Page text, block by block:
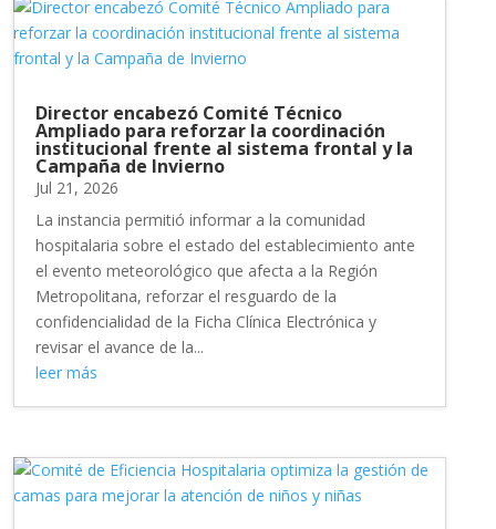
Director encabezó Comité Técnico
Ampliado para reforzar la coordinación
institucional frente al sistema frontal y la
Campaña de Invierno
Jul 21, 2026
La instancia permitió informar a la comunidad
hospitalaria sobre el estado del establecimiento ante
el evento meteorológico que afecta a la Región
Metropolitana, reforzar el resguardo de la
confidencialidad de la Ficha Clínica Electrónica y
revisar el avance de la...
leer más